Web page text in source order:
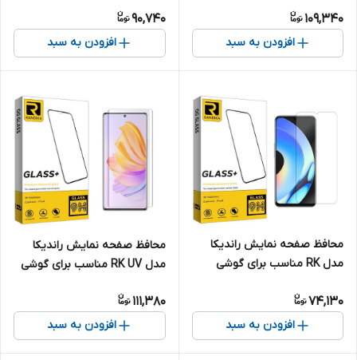
109,340
افزودن به سبد
90,740
افزودن به سبد
محافظ صفحه نمایش راندیکا
مدل RK مناسب برای گوشی
74,130
افزودن به سبد
محافظ صفحه نمایش راندیکا
مدل RK UV مناسب برای گوشی
111,380
افزودن به سبد